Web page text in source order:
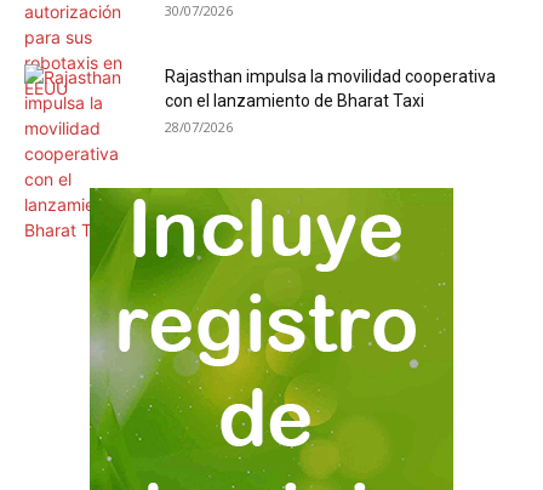
30/07/2026
Rajasthan impulsa la movilidad cooperativa
con el lanzamiento de Bharat Taxi
28/07/2026